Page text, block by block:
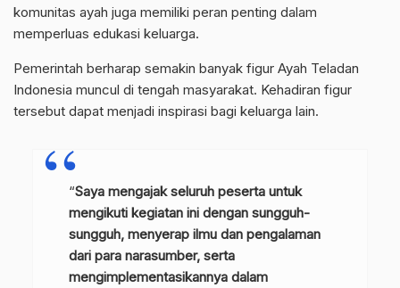
komunitas ayah juga memiliki peran penting dalam
memperluas edukasi keluarga.
Pemerintah berharap semakin banyak figur Ayah Teladan
Indonesia muncul di tengah masyarakat. Kehadiran figur
tersebut dapat menjadi inspirasi bagi keluarga lain.
“Saya mengajak seluruh peserta untuk
mengikuti kegiatan ini dengan sungguh-
sungguh, menyerap ilmu dan pengalaman
dari para narasumber, serta
mengimplementasikannya dalam